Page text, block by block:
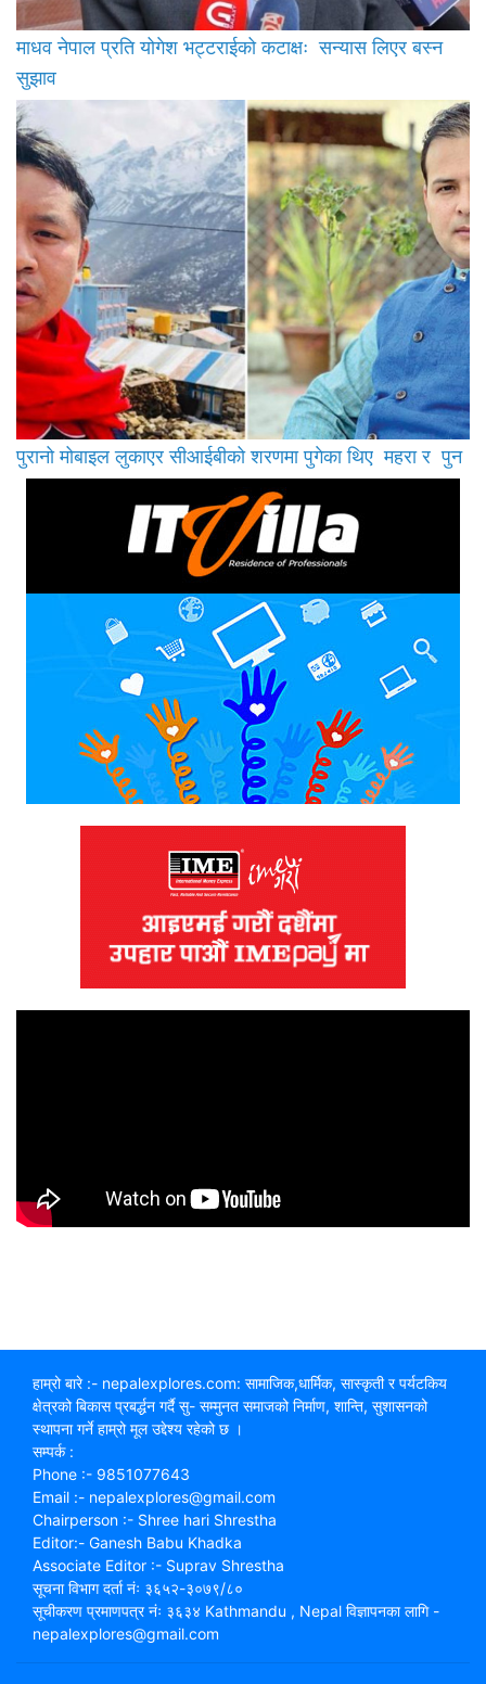
माधव नेपाल प्रति योगेश भट्टराईको कटाक्षः सन्यास लिएर बस्न
सुझाव
पुरानो मोबाइल लुकाएर सीआईबीको शरणमा पुगेका थिए महरा र पुन
हाम्रो बारे :- nepalexplores.com: सामाजिक,धार्मिक, सास्कृती र पर्यटकिय
क्षेत्रको बिकास प्रबर्द्धन गर्दै सु- सम्मुनत समाजको निर्माण, शान्ति, सुशासनको
स्थापना गर्ने हाम्रो मूल उद्देश्य रहेको छ ।
सम्पर्क :
Phone :- 9851077643
Email :- nepalexplores@gmail.com
Chairperson :- Shree hari Shrestha
Editor:- Ganesh Babu Khadka
Associate Editor :- Suprav Shrestha
सूचना विभाग दर्ता नंः ३६५२-३०७९/८०
सूचीकरण प्रमाणपत्र नंः ३६३४ Kathmandu , Nepal विज्ञापनका लागि -
nepalexplores@gmail.com